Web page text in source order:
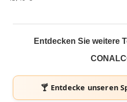
Entdecken Sie weitere
🍸 Entdecke unseren